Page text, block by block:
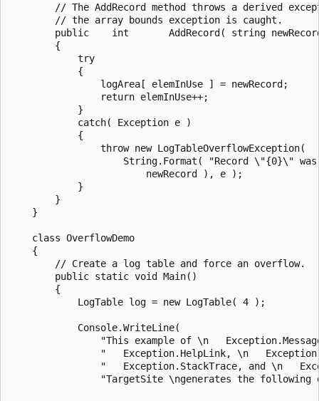
// The AddRecord method throws a derived
        // the array bounds exception is caught.
public    int       AddRecord( string
        {
            try
            {
                logArea[ elemInUse ] = newRecord;
                return elemInUse++;
            }
            catch( Exception e )
            {
                throw new LogTableOverflowException(
String.Format( "Record \"{0}\"
                        newRecord ), e );
            }
        }
    }
    class OverflowDemo
    {
        // Create a log table and force an overflow.
        public static void Main()
        {
            LogTable log = new LogTable( 4 );
            Console.WriteLine(
"This example of \n
"   Exception.HelpLink, \n
"   Exception.StackTrace, and \n
"TargetSite \ngenerates the following